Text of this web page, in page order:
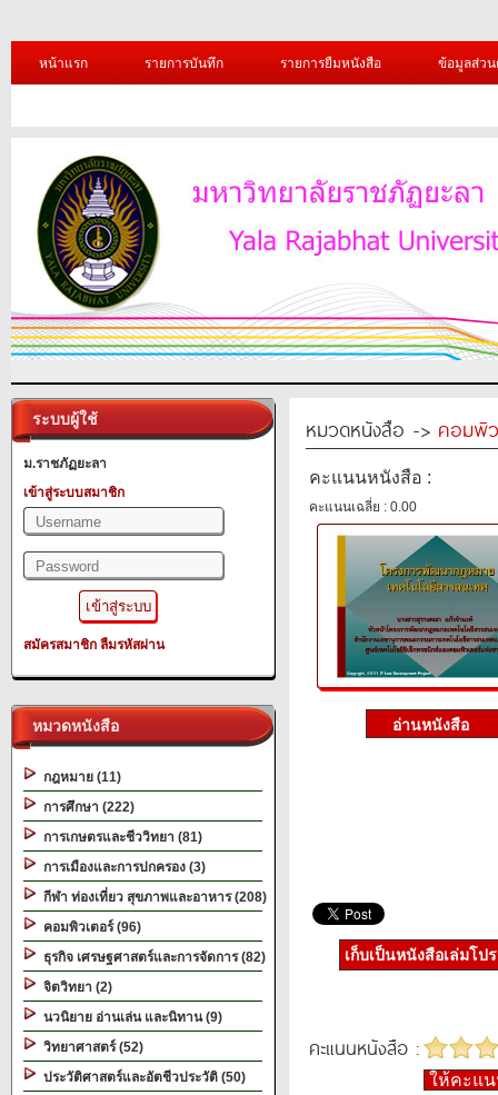
หน้าแรก รายการบันทึก รายการยืมหนังสือ ข้อมูลส่ว
ระบบผู้ใช้
ม.ราชภัฏยะลา
เข้าสู่ระบบสมาชิก
สมัครสมาชิก ลืมรหัสผ่าน
หมวดหนังสือ
กฎหมาย (11)
การศึกษา (222)
การเกษตรและชีววิทยา (81)
การเมืองและการปกครอง (3)
กีฬา ท่องเที่ยว สุขภาพและอาหาร (208)
คอมพิวเตอร์ (96)
ธุรกิจ เศรษฐศาสตร์และการจัดการ (82)
จิตวิทยา (2)
นวนิยาย อ่านเล่น และนิทาน (9)
วิทยาศาสตร์ (52)
ประวัติศาสตร์และอัตชีวประวัติ (50)
หมวดหนังสือ -> คอมพิ
คะแนนหนังสือ :
คะแนนเฉลี่ย : 0.00
เก็บเป็นหนังสือเล่มโป
คะแนนหนังสือ :
ให้คะแ